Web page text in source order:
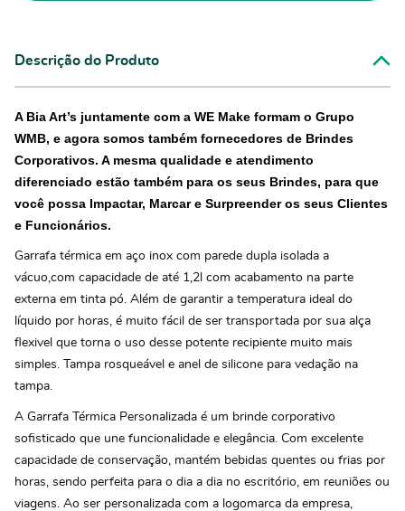
Descrição do Produto
A Bia Art’s juntamente com a WE Make formam o Grupo
WMB, e agora somos também fornecedores de Brindes
Corporativos. A mesma qualidade e atendimento
diferenciado estão também para os seus Brindes, para que
você possa Impactar, Marcar e Surpreender os seus Clientes
e Funcionários.
Garrafa térmica em aço inox com parede dupla isolada a
vácuo,com capacidade de até 1,2l com acabamento na parte
externa em tinta pó. Além de garantir a temperatura ideal do
líquido por horas, é muito fácil de ser transportada por sua alça
flexivel que torna o uso desse potente recipiente muito mais
simples. Tampa rosqueável e anel de silicone para vedação na
tampa.
A Garrafa Térmica Personalizada é um brinde corporativo
sofisticado que une funcionalidade e elegância. Com excelente
capacidade de conservação, mantém bebidas quentes ou frias por
horas, sendo perfeita para o dia a dia no escritório, em reuniões ou
viagens. Ao ser personalizada com a logomarca da empresa,